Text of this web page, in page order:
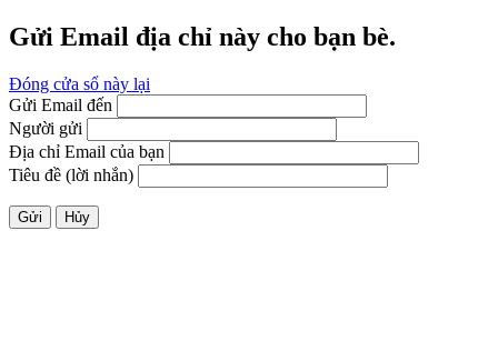
Gửi Email địa chỉ này cho bạn bè.
Đóng cửa sổ này lại
Gửi Email đến
Người gửi
Địa chỉ Email của bạn
Tiêu đề (lời nhắn)
Gửi Hủy